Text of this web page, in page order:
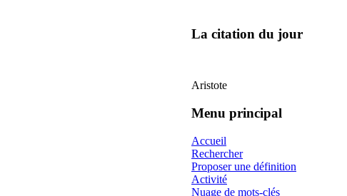
La citation du jour
Aristote
Menu principal
Accueil
Rechercher
Proposer une définition
Activité
Nuage de mots-clés